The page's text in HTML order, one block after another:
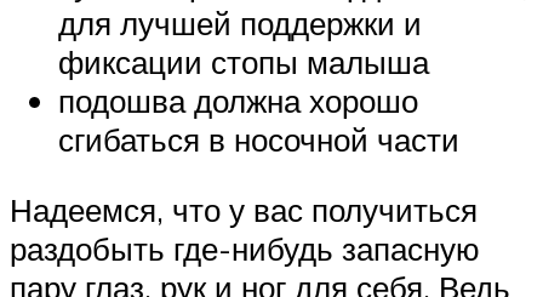
для лучшей поддержки и
фиксации стопы малыша
подошва должна хорошо
сгибаться в носочной части
Надеемся, что у вас получиться
раздобыть где-нибудь запасную
пару глаз, рук и ног для себя. Ведь